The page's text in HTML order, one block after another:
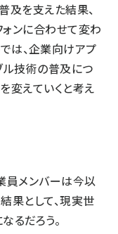
及を支えた結果、
ンに合わせて変わ
は、企業向けアプ
ル技術の普及につ
変えていくと考え
員メンバーは今以
果として、現実世
るだろう。